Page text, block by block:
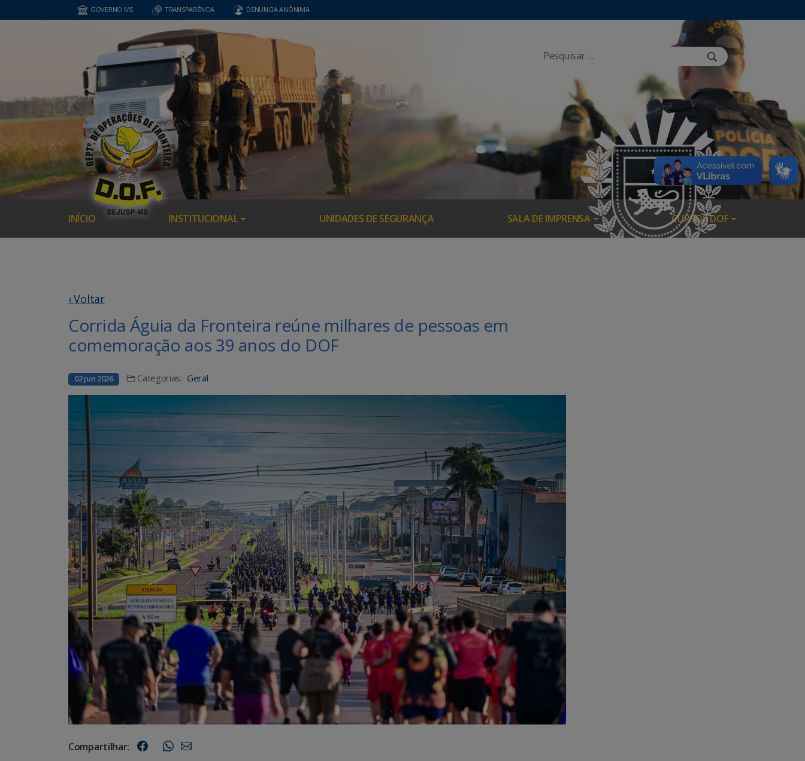
GOVERNO MS TRANSPARÊNCIA DENUNCIA ANÔNIMA
INÍCIO INSTITUCIONAL UNIDADES DE SEGURANÇA SALA DE IMPRENSA CURSOS DOF
‹ Voltar
Corrida Águia da Fronteira reúne milhares de pessoas em
comemoração aos 39 anos do DOF
02 jun 2026 Categorias: Geral
Compartilhar: